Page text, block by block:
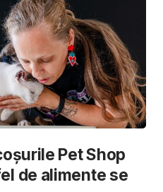
Pet Shop
de alimente se